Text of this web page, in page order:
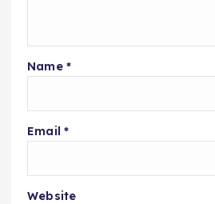
Name *
Email *
Website